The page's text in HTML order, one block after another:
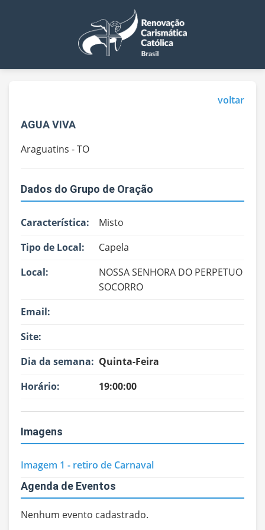
voltar
AGUA VIVA
Araguatins - TO
Dados do Grupo de Oração
Característica:
Misto
Tipo de Local:
Capela
Local:
NOSSA SENHORA DO PERPETUO
SOCORRO
Email:
Site:
Dia da semana: Quinta-Feira
Horário:
19:00:00
Imagens
Imagem 1 - retiro de Carnaval
Agenda de Eventos
Nenhum evento cadastrado.